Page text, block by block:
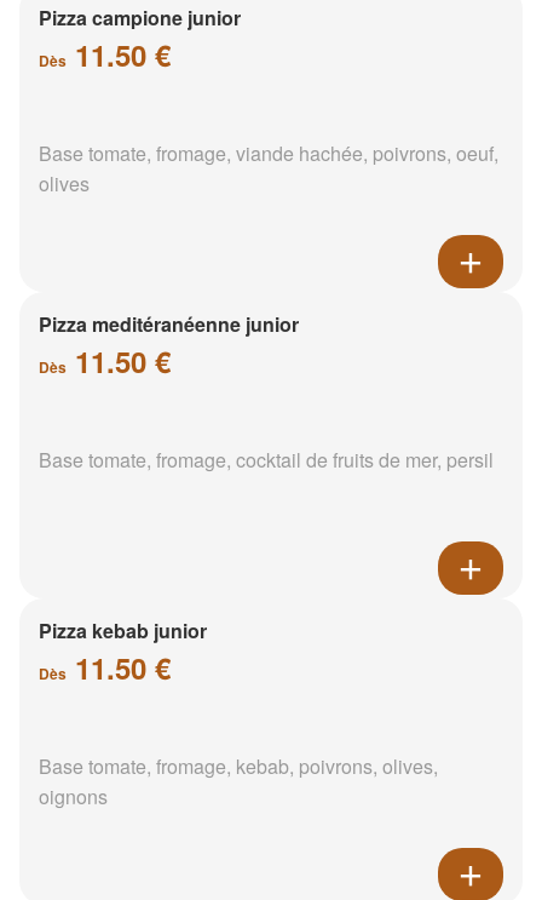
Pizza campione junior
Dès 11.50 €
Base tomate, fromage, viande hachée, poivrons, oeuf,
olives
Pizza meditéranéenne junior
Dès 11.50 €
Base tomate, fromage, cocktail de fruits de mer, persil
Pizza kebab junior
Dès 11.50 €
Base tomate, fromage, kebab, poivrons, olives,
oignons